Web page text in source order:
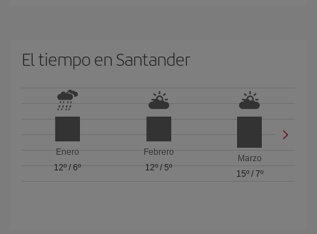
El tiempo en Santander
Enero
12º/6º
Febrero
12º/ 5º
Marzo
15º/ 7º